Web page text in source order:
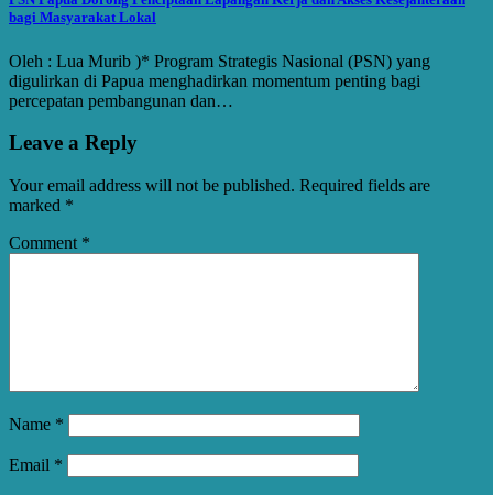
bagi Masyarakat Lokal
Oleh : Lua Murib )* Program Strategis Nasional (PSN) yang
digulirkan di Papua menghadirkan momentum penting bagi
percepatan pembangunan dan…
Leave a Reply
Your email address will not be published. Required fields are
marked *
Comment *
Name *
Email *